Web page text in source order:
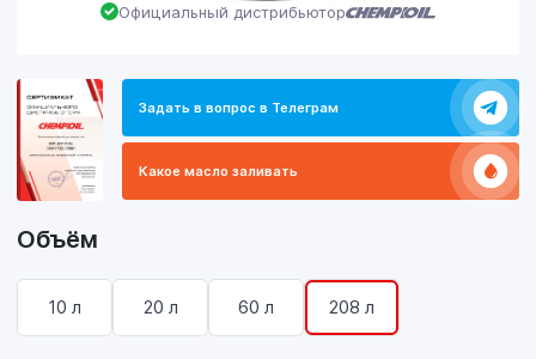
Официальный дистрибьютор
Задать в вопрос в Телеграм
Какое масло заливать
Объём
10 л 20 л 60 л 208 л